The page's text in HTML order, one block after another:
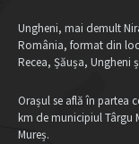
Ungheni, mai demult
România, format din
Recea, Șăușa, Ungheni
Orașul se află în partea
km de municipiul Târgu
Mureș.